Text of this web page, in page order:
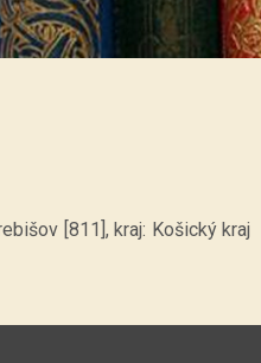
[811], kraj: Košický kraj